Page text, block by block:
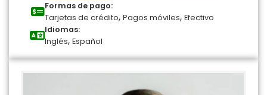
Formas de pago:
Tarjetas de crédito, Pagos móviles, Efectivo
Idiomas:
Inglés, Español